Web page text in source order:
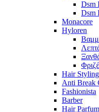
Dsm
Dsm
Monacore
Hyloren
Hair Styling
Anti Break
Fashionista
Barber
Hair